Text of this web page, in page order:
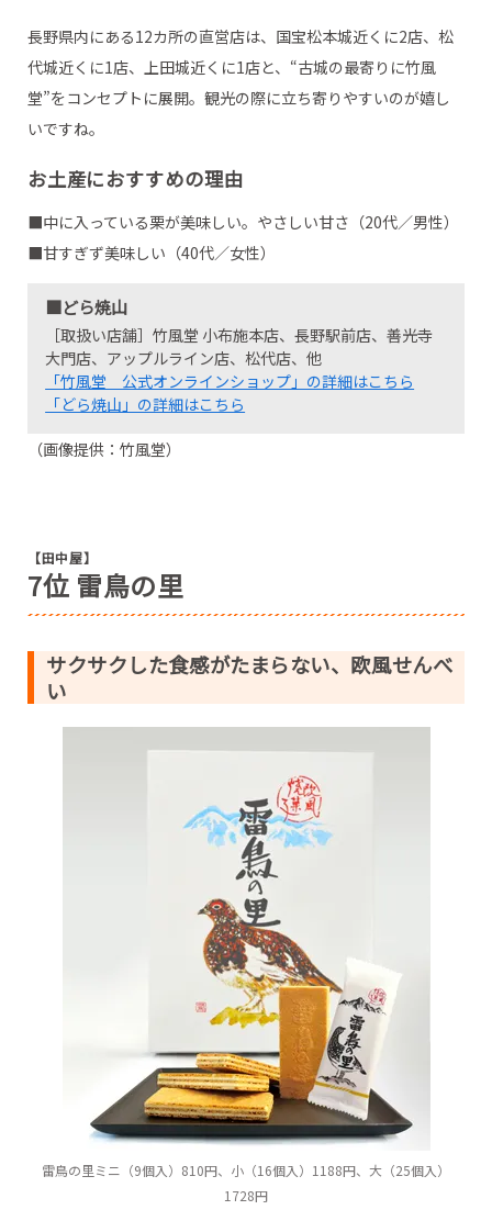
長野県内にある12カ所の直営店は、国宝松本城近くに2店、松
代城近くに1店、上田城近くに1店と、“古城の最寄りに竹風
堂”をコンセプトに展開。観光の際に立ち寄りやすいのが嬉し
いですね。
お土産におすすめの理由
■中に入っている栗が美味しい。やさしい甘さ（20代／男性）
■甘すぎず美味しい（40代／女性）
■どら焼山
［取扱い店舗］竹風堂 小布施本店、長野駅前店、善光寺
大門店、アップルライン店、松代店、他
「竹風堂 公式オンラインショップ」の詳細はこちら
「どら焼山」の詳細はこちら
（画像提供：竹風堂）
【田中屋】
7位 雷鳥の里
サクサクした食感がたまらない、欧風せんべ
い
雷鳥の里ミニ（9個入）810円、小（16個入）1188円、大（25個入）
1728円